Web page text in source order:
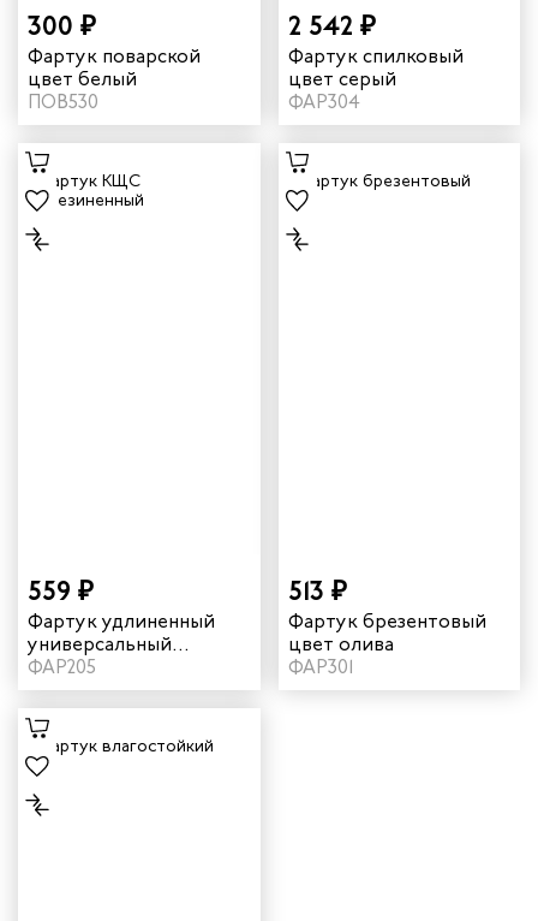
300 ₽
Фартук поварской
цвет белый
ПОВ530
2 542 ₽
Фартук спилковый
цвет серый
ФАР304
559 ₽
Фартук удлиненный
универсальный
прорезиненный цвет
темно-серый
ФАР205
513 ₽
Фартук брезентовый
цвет олива
ФАР301